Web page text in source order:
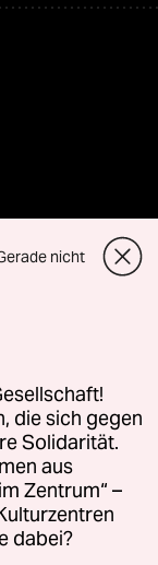
für Genehmigungen
Richtlinien
AGB
nicht
die sich gegen
Solidarität.
aus
Zentrum“ –
dabei?